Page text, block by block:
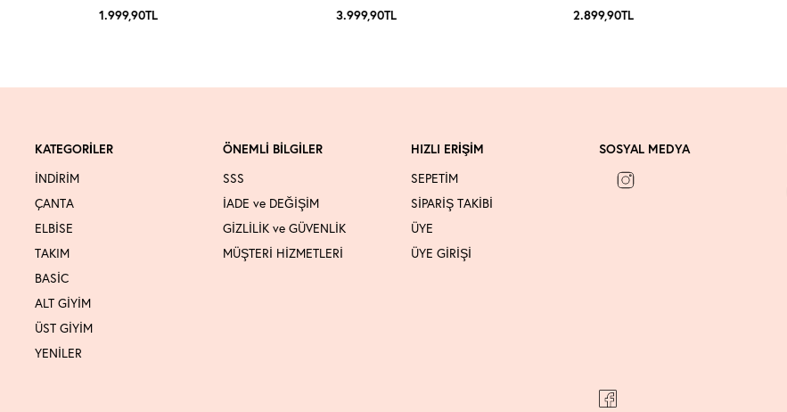
1.999,90TL 3.999,90TL 2.899,90TL
KATEGORİLER
İNDİRİM
ÇANTA
ELBİSE
TAKIM
BASİC
ALT GİYİM
ÜST GİYİM
YENİLER
ÖNEMLİ BİLGİLER
SSS
İADE ve DEĞİŞİM
GİZLİLİK ve GÜVENLİK
MÜŞTERİ HİZMETLERİ
HIZLI ERİŞİM
SEPETİM
SİPARİŞ TAKİBİ
ÜYE
ÜYE GİRİŞİ
SOSYAL MEDYA